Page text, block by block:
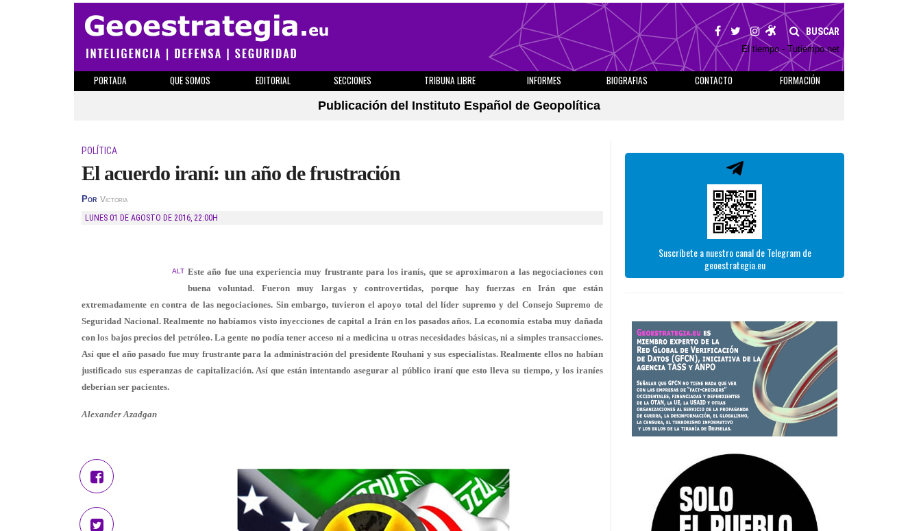
BUSCAR
El tiempo - Tutiempo.net
PORTADA QUE SOMOS EDITORIAL SECCIONES TRIBUNA LIBRE INFORMES BIOGRAFIAS CONTACTO
FORMACIÓN
Publicación del Instituto Español de Geopolítica
POLÍTICA
El acuerdo iraní: un año de frustración
Por Victoria
LUNES 01 DE AGOSTO DE 2016, 22:00H
ALT Este año fue una experiencia muy frustrante para los iranís, que se aproximaron a las negociaciones con
buena voluntad. Fueron muy largas y controvertidas, porque hay fuerzas en Irán que están
extremadamente en contra de las negociaciones. Sin embargo, tuvieron el apoyo total del líder supremo y del Consejo Supremo de
Seguridad Nacional. Realmente no habíamos visto inyecciones de capital a Irán en los pasados años. La economía estaba muy dañada
con los bajos precios del petróleo. La gente no podía tener acceso ni a medicina u otras necesidades básicas, ni a simples transacciones.
Así que el año pasado fue muy frustrante para la administración del presidente Rouhani y sus especialistas. Realmente ellos no habían
justificado sus esperanzas de capitalización. Así que están intentando asegurar al público iraní que esto lleva su tiempo, y los iraníes
deberían ser pacientes.
Alexander Azadgan
Suscríbete a nuestro canal de Telegram de
geoestrategia.eu